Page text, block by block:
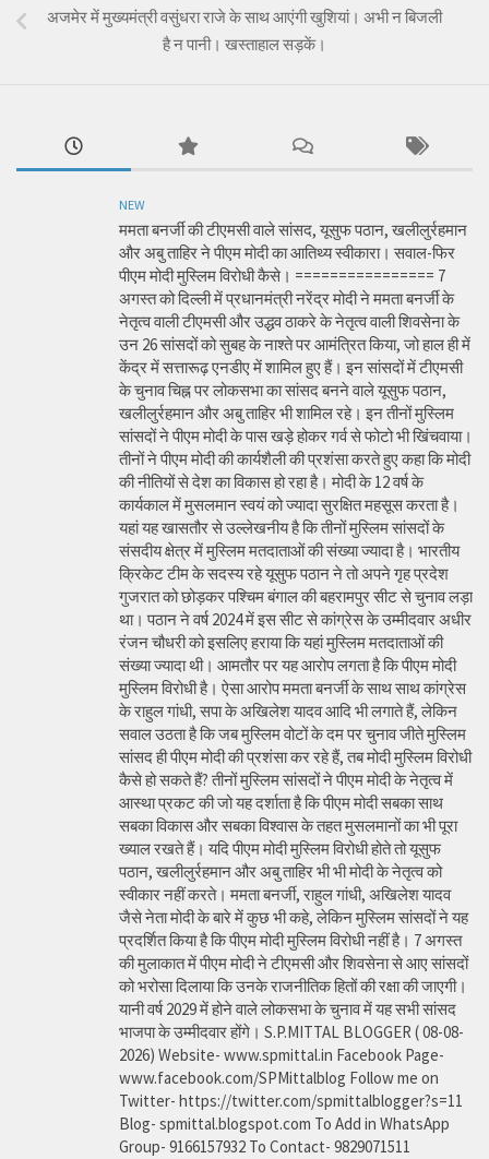
अजमेर में मुख्यमंत्री वसुंधरा राजे के साथ आएंगी खुशियां। अभी न बिजली
है न पानी। खस्ताहाल सड़कें।
NEW
ममता बनर्जी की टीएमसी वाले सांसद, यूसुफ पठान, खलीलुर्रहमान
और अबु ताहिर ने पीएम मोदी का आतिथ्य स्वीकारा। सवाल-फिर
पीएम मोदी मुस्लिम विरोधी कैसे। ================ 7
अगस्त को दिल्ली में प्रधानमंत्री नरेंद्र मोदी ने ममता बनर्जी के
नेतृत्व वाली टीएमसी और उद्धव ठाकरे के नेतृत्व वाली शिवसेना के
उन 26 सांसदों को सुबह के नाश्ते पर आमंत्रित किया, जो हाल ही में
केंद्र में सत्तारूढ़ एनडीए में शामिल हुए हैं। इन सांसदों में टीएमसी
के चुनाव चिह्न पर लोकसभा का सांसद बनने वाले यूसुफ पठान,
खलीलुर्रहमान और अबु ताहिर भी शामिल रहे। इन तीनों मुस्लिम
सांसदों ने पीएम मोदी के पास खड़े होकर गर्व से फोटो भी खिंचवाया।
तीनों ने पीएम मोदी की कार्यशैली की प्रशंसा करते हुए कहा कि मोदी
की नीतियों से देश का विकास हो रहा है। मोदी के 12 वर्ष के
कार्यकाल में मुसलमान स्वयं को ज्यादा सुरक्षित महसूस करता है।
यहां यह खासतौर से उल्लेखनीय है कि तीनों मुस्लिम सांसदों के
संसदीय क्षेत्र में मुस्लिम मतदाताओं की संख्या ज्यादा है। भारतीय
क्रिकेट टीम के सदस्य रहे यूसुफ पठान ने तो अपने गृह प्रदेश
गुजरात को छोड़कर पश्चिम बंगाल की बहरामपुर सीट से चुनाव लड़ा
था। पठान ने वर्ष 2024 में इस सीट से कांग्रेस के उम्मीदवार अधीर
रंजन चौधरी को इसलिए हराया कि यहां मुस्लिम मतदाताओं की
संख्या ज्यादा थी। आमतौर पर यह आरोप लगता है कि पीएम मोदी
मुस्लिम विरोधी है। ऐसा आरोप ममता बनर्जी के साथ साथ कांग्रेस
के राहुल गांधी, सपा के अखिलेश यादव आदि भी लगाते हैं, लेकिन
सवाल उठता है कि जब मुस्लिम वोटों के दम पर चुनाव जीते मुस्लिम
सांसद ही पीएम मोदी की प्रशंसा कर रहे हैं, तब मोदी मुस्लिम विरोधी
कैसे हो सकते हैं? तीनों मुस्लिम सांसदों ने पीएम मोदी के नेतृत्व में
आस्था प्रकट की जो यह दर्शाता है कि पीएम मोदी सबका साथ
सबका विकास और सबका विश्वास के तहत मुसलमानों का भी पूरा
ख्याल रखते हैं। यदि पीएम मोदी मुस्लिम विरोधी होते तो यूसुफ
पठान, खलीलुर्रहमान और अबु ताहिर भी भी मोदी के नेतृत्व को
स्वीकार नहीं करते। ममता बनर्जी, राहुल गांधी, अखिलेश यादव
जैसे नेता मोदी के बारे में कुछ भी कहे, लेकिन मुस्लिम सांसदों ने यह
प्रदर्शित किया है कि पीएम मोदी मुस्लिम विरोधी नहीं है। 7 अगस्त
की मुलाकात में पीएम मोदी ने टीएमसी और शिवसेना से आए सांसदों
को भरोसा दिलाया कि उनके राजनीतिक हितों की रक्षा की जाएगी।
यानी वर्ष 2029 में होने वाले लोकसभा के चुनाव में यह सभी सांसद
भाजपा के उम्मीदवार होंगे। S.P.MITTAL BLOGGER ( 08-08-
2026) Website- www.spmittal.in Facebook Page-
www.facebook.com/SPMittalblog Follow me on
Twitter- https://twitter.com/spmittalblogger?s=11
Blog- spmittal.blogspot.com To Add in WhatsApp
Group- 9166157932 To Contact- 9829071511